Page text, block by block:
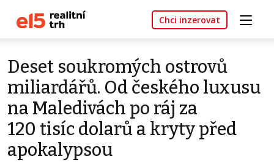
Chci inzerovat
Deset soukromých ostrovů
miliardářů. Od českého luxusu
na Maledivách po ráj za
120 tisíc dolarů a kryty před
apokalypsou